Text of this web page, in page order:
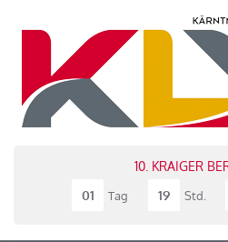
10. KRAIGER
01
Tag 19 Std.